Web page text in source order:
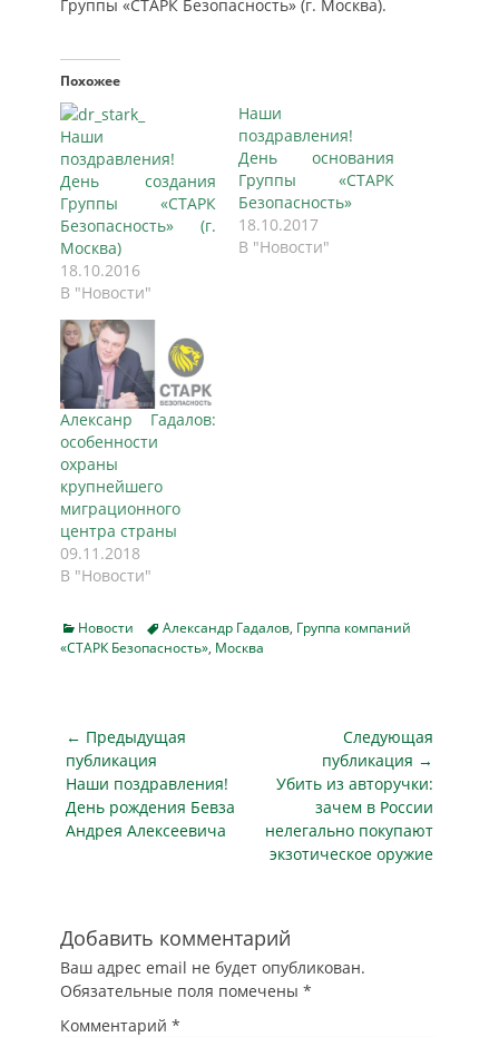
Группы «СТАРК Безопасность» (г. Москва).
Похожее
Наши
поздравления!
День создания
Группы «СТАРК
Безопасность» (г.
Москва)
18.10.2016
В "Новости"
Наши
поздравления!
День основания
Группы «СТАРК
Безопасность»
18.10.2017
В "Новости"
Алексанр Гадалов:
особенности
охраны
крупнейшего
миграционного
центра страны
09.11.2018
В "Новости"
Categories
Новости TagsАлександр Гадалов, Группа компаний
«СТАРК Безопасность», Москва
Навигация
по
записям
← Предыдущая
публикация
Предыдущая
публикация
Наши поздравления!
День рождения Бевза
Андрея Алексеевича
Следующая
публикация →
Следующая
публикация
Убить из авторучки:
зачем в России
нелегально покупают
экзотическое оружие
Добавить комментарий
Ваш адрес email не будет опубликован.
Обязательные поля помечены *
Комментарий *